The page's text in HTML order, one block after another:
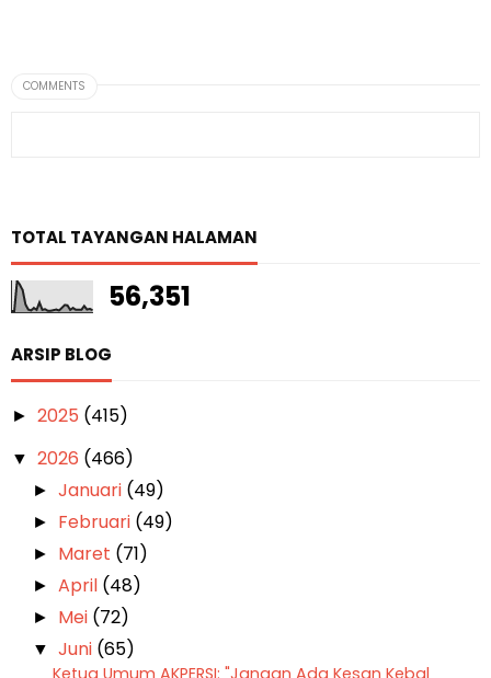
COMMENTS
TOTAL TAYANGAN HALAMAN
56,351
ARSIP BLOG
► 2025 (415)
▼ 2026 (466)
►Januari (49)
► Februari (49)
► Maret (71)
► April (48)
► Mei (72)
▼Juni (65)
Ketua Umum AKPERSI: "Jangan Ada Kesan Kebal